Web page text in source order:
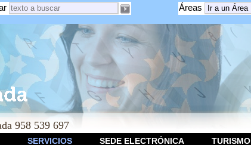
Áreas
958 539 697
SERVICIOS SEDE ELECTRÓNICA TURISMO